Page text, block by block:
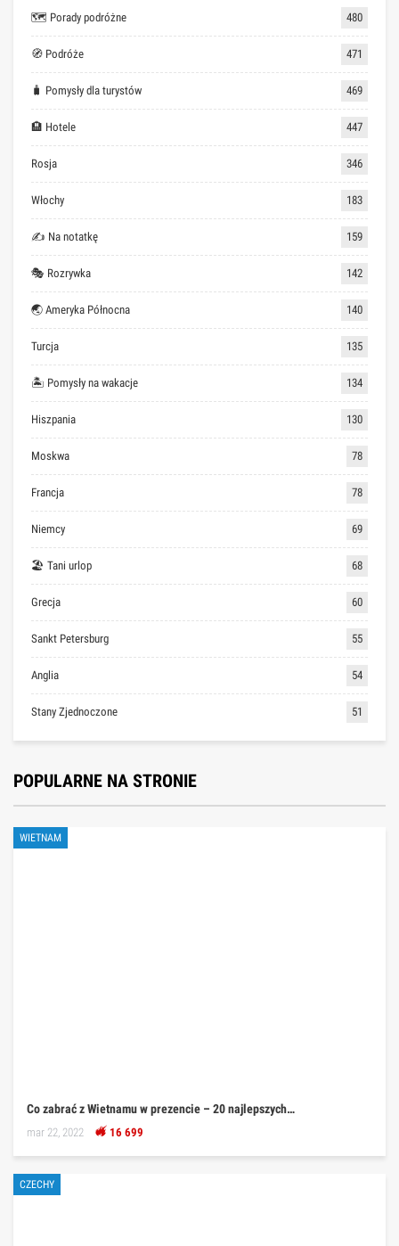
🗺 Porady podróżne 480
🧭 Podróże 471
🧳 Pomysły dla turystów 469
🏨 Hotele 447
Rosja 346
Włochy 183
✍ Na notatkę 159
🎭 Rozrywka 142
🌏 Ameryka Północna 140
Turcja 135
🏝 Pomysły na wakacje 134
Hiszpania 130
Moskwa 78
Francja 78
Niemcy 69
🏖 Tani urlop 68
Grecja 60
Sankt Petersburg 55
Anglia 54
Stany Zjednoczone 51
POPULARNE NA STRONIE
WIETNAM
Co zabrać z Wietnamu w prezencie – 20 najlepszych…
mar 22, 2022 16 699
CZECHY